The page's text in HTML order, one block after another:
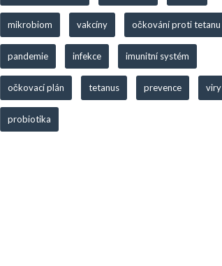
mikrobiom vakcíny očkování proti tetanu
pandemie infekce imunitní systém
očkovací plán tetanus prevence viry
probiotika